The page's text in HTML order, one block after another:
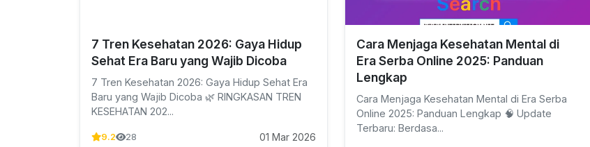
7 Tren Kesehatan 2026: Gaya Hidup
Sehat Era Baru yang Wajib Dicoba
7 Tren Kesehatan 2026: Gaya Hidup Sehat Era
Baru yang Wajib Dicoba 🌿 RINGKASAN TREN
KESEHATAN 202...
9.2 28 01 Mar 2026
Cara Menjaga Kesehatan Mental di
Era Serba Online 2025: Panduan
Lengkap
Cara Menjaga Kesehatan Mental di Era Serba
Online 2025: Panduan Lengkap 🧠 Update
Terbaru: Berdasa...